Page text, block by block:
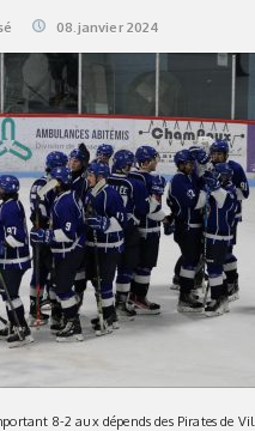
08.janvier 2024
8-2 aux dépends des Pirates de